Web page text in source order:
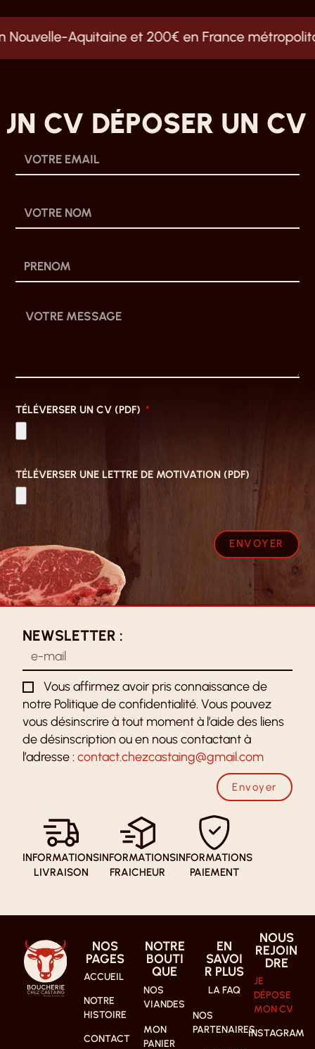
Aquitaine et 200€ en France
CV DÉPOSER UN CV
TÉLÉVERSER UN CV (PDF)
TÉLÉVERSER UNE LETTRE DE MOTIVATION (PDF)
ENVOYER
NEWSLETTER :
Vous affirmez avoir pris connaissance de
notre Politique de confidentialité. Vous pouvez
vous désinscrire à tout moment à l’aide des liens
de désinscription ou en nous contactant à
l’adresse :contact.chezcastaing@gmail.com
Envoyer
INFORMATIONS
LIVRAISON
INFORMATIONS
FRAICHEUR
INFORMATIONS
PAIEMENT
NOS
PAGES
ACCUEIL
NOTRE
HISTOIRE
CONTACT
NOTRE
BOUTI
QUE
NOS
VIANDES
MON
PANIER
EN
SAVOI
R PLUS
LA FAQ
NOS
PARTENAIRES
NOUS
REJOIN
DRE
JE
DÉPOSE
MON CV
INSTAGRAM